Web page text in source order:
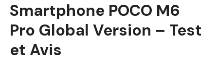
Smartphone POCO M6
Pro Global Version – Test
et Avis